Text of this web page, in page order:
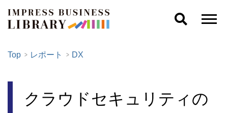
Top レポート DX
クラウドセキュリティの